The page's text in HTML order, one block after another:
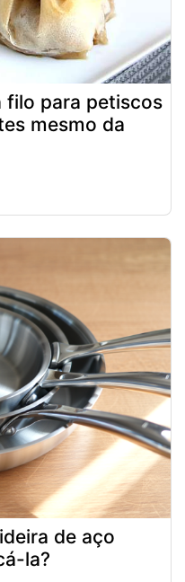
filo para petiscos
mesmo da
de aço
la?